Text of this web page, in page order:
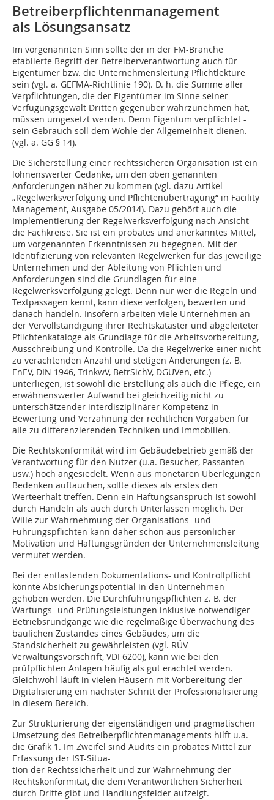
Betreiberpflichtenmanagement
als Lösungsansatz
Im vorgenannten Sinn sollte der in der FM-Branche
etablierte Begriff der Betreiberverantwortung auch für
Eigentümer bzw. die Unternehmensleitung Pflichtlektüre
sein (vgl. a. GEFMA-Richtlinie 190). D. h. die Summe aller
Verpflichtungen, die der Eigentümer im Sinne seiner
Verfügungsgewalt Dritten gegenüber wahrzunehmen hat,
müssen umgesetzt werden. Denn Eigentum verpflichtet -
sein Gebrauch soll dem Wohle der Allgemeinheit dienen.
(vgl. a. GG § 14).
Die Sicherstellung einer rechtssicheren Organisation ist ein
lohnenswerter Gedanke, um den oben genannten
Anforderungen näher zu kommen (vgl. dazu Artikel
„Regelwerksverfolgung und Pflichtenübertragung“ in Facility
Management, Ausgabe 05/2014). Dazu gehört auch die
Implementierung der Regelwerksverfolgung nach Ansicht
die Fachkreise. Sie ist ein probates und anerkanntes Mittel,
um vorgenannten Erkenntnissen zu begegnen. Mit der
Identifizierung von relevanten Regelwerken für das jeweilige
Unternehmen und der Ableitung von Pflichten und
Anforderungen sind die Grundlagen für eine
Regelwerksverfolgung gelegt. Denn nur wer die Regeln und
Textpassagen kennt, kann diese verfolgen, bewerten und
danach handeln. Insofern arbeiten viele Unternehmen an
der Vervollständigung ihrer Rechtskataster und abgeleiteter
Pflichtenkataloge als Grundlage für die Arbeitsvorbereitung,
Ausschreibung und Kontrolle. Da die Regelwerke einer nicht
zu verachtenden Anzahl und stetigen Änderungen (z. B.
EnEV, DIN 1946, TrinkwV, BetrSichV, DGUVen, etc.)
unterliegen, ist sowohl die Erstellung als auch die Pflege, ein
erwähnenswerter Aufwand bei gleichzeitig nicht zu
unterschätzender interdisziplinärer Kompetenz in
Bewertung und Verzahnung der rechtlichen Vorgaben für
alle zu differenzierenden Techniken und Immobilien.
Die Rechtskonformität wird im Gebäudebetrieb gemäß der
Verantwortung für den Nutzer (u.a. Besucher, Passanten
usw.) hoch angesiedelt. Wenn aus monetären Überlegungen
Bedenken auftauchen, sollte dieses als erstes den
Werteerhalt treffen. Denn ein Haftungsanspruch ist sowohl
durch Handeln als auch durch Unterlassen möglich. Der
Wille zur Wahrnehmung der Organisations- und
Führungspflichten kann daher schon aus persönlicher
Motivation und Haftungsgründen der Unternehmensleitung
vermutet werden.
Bei der entlastenden Dokumentations- und Kontrollpflicht
könnte Absicherungspotential in den Unternehmen
gehoben werden. Die Durchführungspflichten z. B. der
Wartungs- und Prüfungsleistungen inklusive notwendiger
Betriebsrundgänge wie die regelmäßige Überwachung des
baulichen Zustandes eines Gebäudes, um die
Standsicherheit zu gewährleisten (vgl. RÜV-
Verwaltungsvorschrift, VDI 6200), kann wie bei den
prüfpflichten Anlagen häufig als gut erachtet werden.
Gleichwohl läuft in vielen Häusern mit Vorbereitung der
Digitalisierung ein nächster Schritt der Professionalisierung
in diesem Bereich.
Zur Strukturierung der eigenständigen und pragmatischen
Umsetzung des Betreiberpflichtenmanagements hilft u.a.
die Grafik 1. Im Zweifel sind Audits ein probates Mittel zur
Erfassung der IST-Situa-
tion der Rechtssicherheit und zur Wahrnehmung der
Rechtskonformität, die dem Verantwortlichen Sicherheit
durch Dritte gibt und Handlungsfelder aufzeigt.